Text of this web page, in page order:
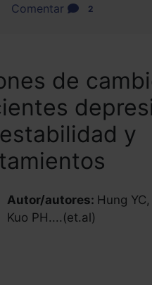
Comentar 2
de
y
Autor/autores: Hung
Kuo PH....(et.al)